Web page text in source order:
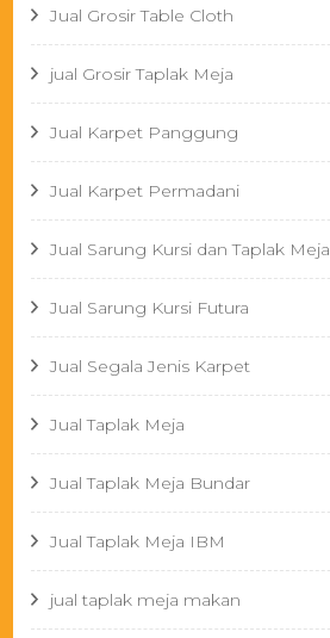
Jual Grosir Table Cloth
jual Grosir Taplak Meja
Jual Karpet Panggung
Jual Karpet Permadani
Jual Sarung Kursi dan Taplak Meja
Jual Sarung Kursi Futura
Jual Segala Jenis Karpet
Jual Taplak Meja
Jual Taplak Meja Bundar
Jual Taplak Meja IBM
jual taplak meja makan